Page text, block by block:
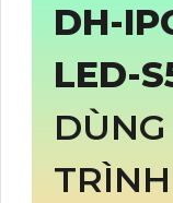
DH-
LED-
DÙNG